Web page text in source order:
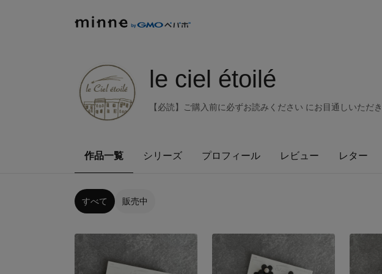
le ciel étoilé
【必読】ご購入前に必ずお読みください にお目通しいただ
作品一覧 シリーズ プロフィール レビュー レター
すべて 販売中